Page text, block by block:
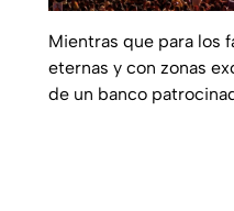
Mientras que para los
eternas y con zonas
de un banco